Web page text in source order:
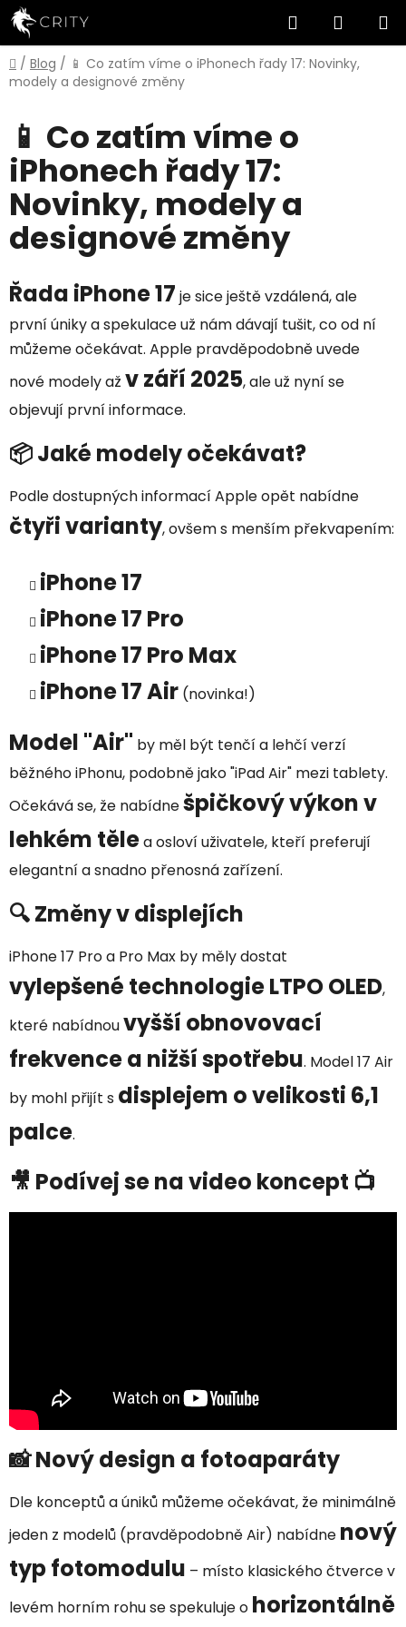
Přejít
na
obsah
Hledat
KOŠÍK
Domů
/ Blog / 📱 Co zatím víme o iPhonech řady 17: Novinky,
modely a designové změny
📱 Co zatím víme o
iPhonech řady 17:
Novinky, modely a
designové změny
Řada iPhone 17 je sice ještě vzdálená, ale
první úniky a spekulace už nám dávají tušit, co od ní
můžeme očekávat. Apple pravděpodobně uvede
nové modely až v září 2025, ale už nyní se
objevují první informace.
📦 Jaké modely očekávat?
Podle dostupných informací Apple opět nabídne
čtyři varianty, ovšem s menším překvapením:
iPhone 17
iPhone 17 Pro
iPhone 17 Pro Max
iPhone 17 Air (novinka!)
Model "Air" by měl být tenčí a lehčí verzí
běžného iPhonu, podobně jako "iPad Air" mezi tablety.
Očekává se, že nabídnešpičkový výkon v
lehkém tělea osloví uživatele, kteří preferují
elegantní a snadno přenosná zařízení.
🔍 Změny v displejích
iPhone 17 Pro a Pro Max by měly dostat
vylepšené technologie LTPO OLED,
které nabídnouvyšší obnovovací
frekvence a nižší spotřebu. Model 17 Air
by mohl přijít s displejem o velikosti 6,1
palce.
🎥 Podívej se na video koncept 📺
📸 Nový design a fotoaparáty
Dle konceptů a úniků můžeme očekávat, že minimálně
jeden z modelů (pravděpodobně Air) nabídne nový
typ fotomodulu – místo klasického čtverce v
levém horním rohu se spekuluje o horizontálně